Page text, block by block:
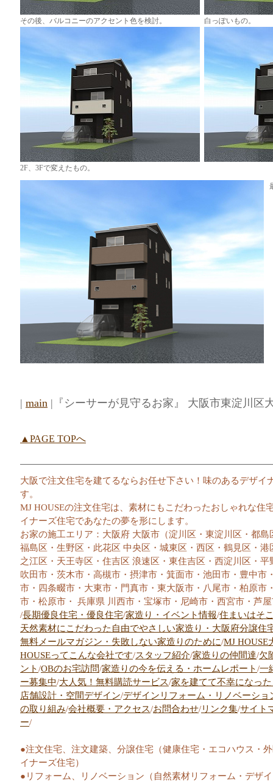
その後、バルコニーのアクセント色を検討。 白っぽいもの。
2F、3Fで変えたもの。
| main |『シーサーが見守るお家』 大阪市東淀川区
▲PAGE TOPへ
大阪で注文住宅を建てるならお任せ下さい！味のあるデザイ
す。
MJ HOUSEの注文住宅は、素材にもこだわったおしゃれな住
イナーズ住宅であなたの夢を形にします。
お家の施工エリア：大阪府 大阪市（淀川区・東淀川区・都
福島区・生野区・此花区 中央区・城東区・西区・鶴見区・
之江区・天王寺区・住吉区 浪速区・東住吉区・西淀川区・平
吹田市・茨木市・高槻市・摂津市・箕面市・池田市・豊中市
市・四条畷市・大東市・門真市・東大阪市・八尾市・柏原市
市・松原市・ 兵庫県 川西市・宝塚市・尼崎市・西宮市・芦
/長期優良住宅・優良住宅/家造り・イベント情報/住まいはそ
天然素材にこだわった自由でやさしい家造り・大阪府分譲住
無料メールマガジン・失敗しない家造りのために/MJ HOUSE
HOUSEってこんな会社です/スタッフ紹介/家造りの仲間達/欠
ント/OBのお宅訪問/家造りの今を伝える・ホームレポート/一
ー募集中/大人気！無料購読サービス/家を建てて不幸になっ
店舗設計・空間デザイン/デザインリフォーム・リノベーショ
の取り組み/会社概要・アクセス/お問合わせ/リンク集/サイト
ー/
●注文住宅、注文建築、分譲住宅（健康住宅・エコハウス・
イナーズ住宅）
●リフォーム、リノベーション（自然素材リフォーム・デザ